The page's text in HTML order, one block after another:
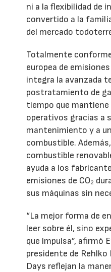
ni a la flexibilidad de
convertido a la
del mercado
Totalmente
europea de
integra la avanzada
postratamiento de
tiempo que
operativos gracias a
mantenimiento y a
combustible.
combustible
ayuda a los
emisiones de CO₂
sus máquinas sin
“La mejor forma de
leer sobre él, sino
que impulsa”, afirmó
presidente de Rehlko
Days reflejan la